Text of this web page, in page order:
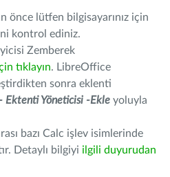
önce lütfen bilgisayarınız için
kontrol ediniz.
Zemberek
tıklayın. LibreOffice
sonra eklenti
Ektenti Yöneticisi -Ekle yoluyla
bazı Calc işlev isimlerinde
Detaylı bilgiyi ilgili duyurudan